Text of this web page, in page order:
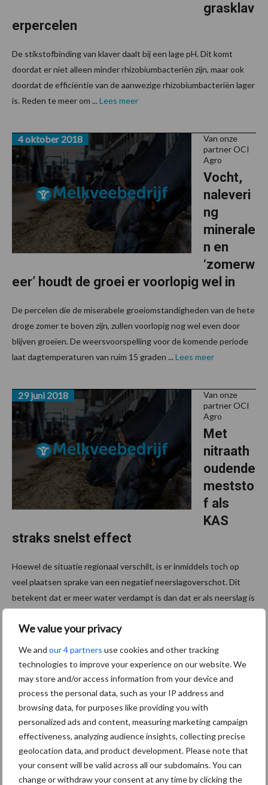
We value your privacy
We and our 4 partners use cookies and other tracking
technologies to improve your experience on our website. We
may store and/or access information from your device and
process the personal data, such as your IP address and
browsing data, for purposes like providing you with
personalized ads and content, measuring marketing campaign
effectiveness, analyzing audience insights, collecting precise
geolocation data, and product development. Please note that
your consent will be valid across all our subdomains. You can
change or withdraw your consent at any time by clicking the
grasklav
erpercelen
De stikstofbinding van klaver daalt bij een lage pH. Dit komt
doordat er niet alleen minder rhizobiumbacteriën zijn, maar ook
doordat de efficiëntie van de aanwezige rhizobiumbacteriën lager
is. Reden te meer om ... Lees meer
Van onze
partner OCI
Agro
Vocht,
naleveri
ng
minerale
n en
‘zomerw
eer’ houdt de groei er voorlopig wel in
4 oktober 2018
De percelen die de miserabele groeiomstandigheden van de hete
droge zomer te boven zijn, zullen voorlopig nog wel even door
blijven groeien. De weersvoorspelling voor de komende periode
laat dagtemperaturen van ruim 15 graden ... Lees meer
Van onze
partner OCI
Agro
Met
nitraath
oudende
meststo
f als
KAS
straks snelst effect
29 juni 2018
Hoewel de situatie regionaal verschilt, is er inmiddels toch op
veel plaatsen sprake van een negatief neerslagoverschot. Dit
betekent dat er meer water verdampt is dan dat er als neerslag is
Van onze
partner OCI
Hogere
grasopn
ame na
natriumb
emestin
g?
14 juni 2018